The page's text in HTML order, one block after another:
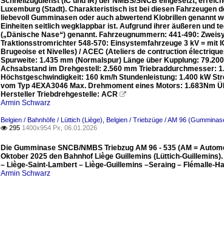
Luxemburg (Stadt). Charakteristisch ist bei diesen Fahrzeugen
liebevoll Gumminasen oder auch abwertend Klobrillen genannt
Einheiten seitlich wegklappbar ist. Aufgrund ihrer äußeren und
(„Dänische Nase“) genannt. Fahrzeugnummern: 441-490:
Traktionsstromrichter 548-570: Einsystemfahrzeuge 3 kV = mit
Brugeoise et Nivelles) / ACEC (Ateliers de contruction
Spurweite: 1.435 mm (Normalspur) Länge über Kupplung:
Achsabstand im Drehgestell: 2.560 mm Triebraddurchmesser:
Höchstgeschwindigkeit: 160 km/h Stundenleistung: 1.400 kW
vom Typ 4EXA3046 Max. Drehmoment eines Motors:
Hersteller Triebdrehgestelle: ACR 
Armin Schwarz
Belgien / Bahnhöfe / Lüttich (Liège) Belgien / Triebzüge / AM 96
 295 1400x954 Px, 06.01.2026
Die Gumminase SNCB/NMBS Triebzug AM 96 - 535 (AM =
Oktober 2025 den Bahnhof Liège Guillemins (Lüttich-
– Liège-Saint-Lambert – Liège-Guillemins –Seraing – Flémalle-
Armin Schwarz